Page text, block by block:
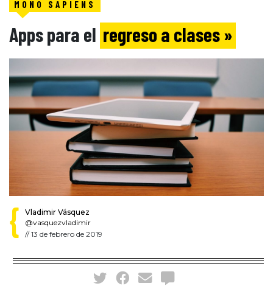
MONO SAPIENS
Apps para el regreso a clases »
Vladimir Vásquez
@vasquezvladimir
//13 de febrero de 2019